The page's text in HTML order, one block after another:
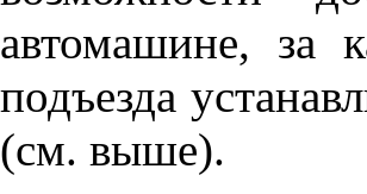
автомашине, за
подъезда
(см. выше).